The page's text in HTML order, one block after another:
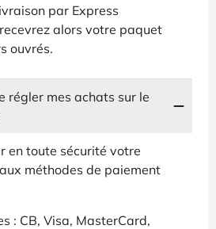
par Express
alors votre paquet
ouvrés.
régler mes achats sur le
en toute sécurité votre
méthodes de paiement
: CB, Visa, MasterCard,